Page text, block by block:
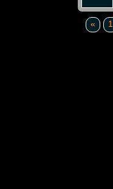
« 1